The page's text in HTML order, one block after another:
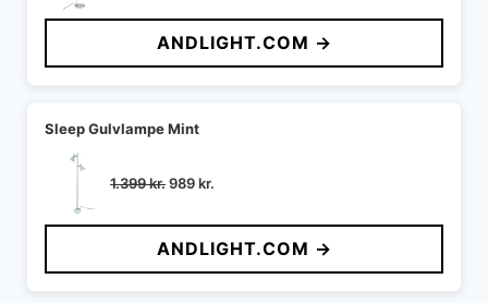
pris
var:
999 kr..
pris
er:
719 kr..
ANDLIGHT.COM →
Sleep Gulvlampe Mint
1.399kr.Den
pris
var:
1.399 kr..
989kr.
pris
er:
989 kr..
ANDLIGHT.COM →